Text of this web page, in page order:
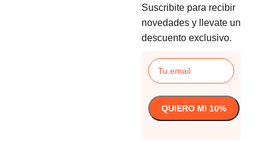
Suscribite para recibir
novedades y llevate un
descuento exclusivo.